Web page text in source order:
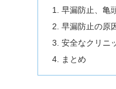
早漏防止、亀
早漏防止の原
安全なクリニ
まとめ